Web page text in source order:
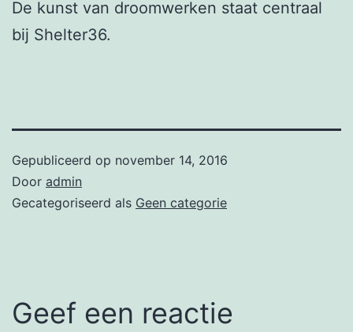
De kunst van droomwerken staat centraal
bij Shelter36.
Gepubliceerd op november 14, 2016
Door admin
Gecategoriseerd als Geen categorie
Geef een reactie